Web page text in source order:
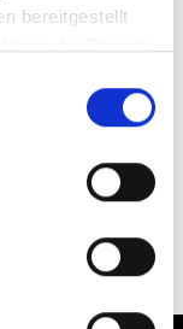
bereitgestellt
Vinschgau
Küche auf der
Otto Theiner
Athesia Verlag